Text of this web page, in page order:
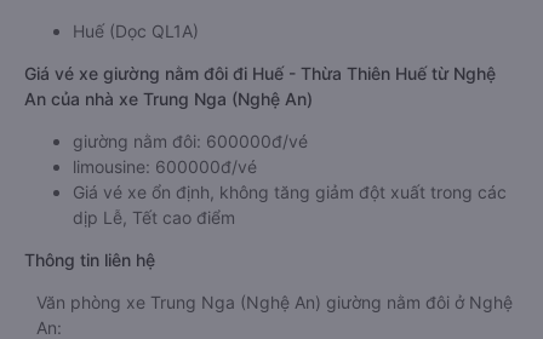
Huế (Dọc QL1A)
Giá vé xe giường nằm đôi đi Huế - Thừa Thiên Huế từ Nghệ
An của nhà xe Trung Nga (Nghệ An)
giường nằm đôi: 600000đ/vé
limousine: 600000đ/vé
Giá vé xe ổn định, không tăng giảm đột xuất trong các
dịp Lễ, Tết cao điểm
Thông tin liên hệ
Văn phòng xe Trung Nga (Nghệ An) giường nằm đôi ở Nghệ
An: